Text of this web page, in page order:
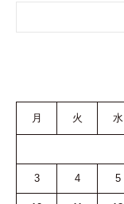
ン
月 火 水
3 4 5